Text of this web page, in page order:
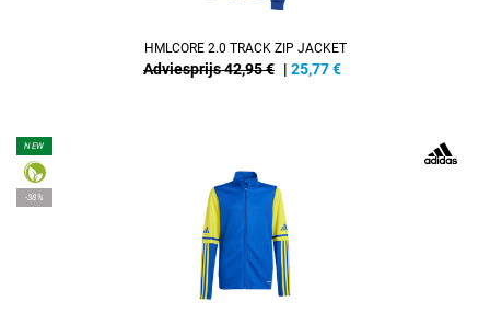
HMLCORE 2.0 TRACK ZIP JACKET
Adviesprijs 42,95 € | 25,77€
NEW
-38%